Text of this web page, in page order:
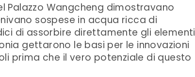
Palazzo Wangcheng dimostravano
sospese in acqua ricca di
di assorbire direttamente gli elementi
gettarono le basi per le innovazioni
prima che il vero potenziale di questo